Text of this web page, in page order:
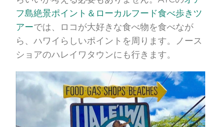
フ島絶景ポイント＆ローカルフード食べ歩きツ
アーでは、ロコが大好きな食べ物を食べなが
ら、ハワイらしいポイントを周ります。ノース
ショアのハレイワタウンにも行きます。